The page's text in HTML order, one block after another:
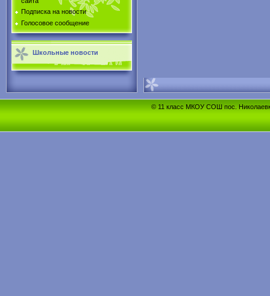
Подписка на новости
Голосовое сообщение
Школьные новости
© 11 класс МКОУ СОШ пос.